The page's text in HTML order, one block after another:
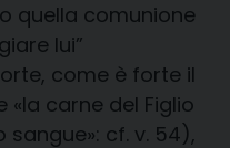
quella comunione
lui”
come è forte il
carne del Figlio
sangue»: cf. v. 54),